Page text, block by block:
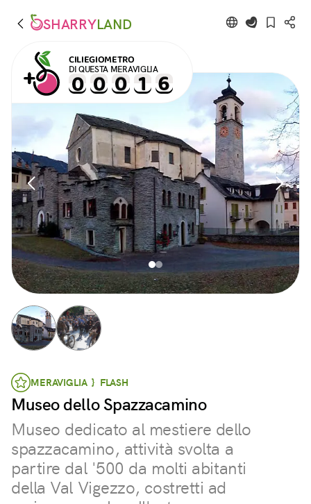
SHARRYLAND
CILIEGIOMETRO
DI QUESTA MERAVIGLIA
MERAVIGLIA } FLASH
Museo dello Spazzacamino
Museo dedicato al mestiere dello
spazzacamino, attività svolta a
partire dal '500 da molti abitanti
della Val Vigezzo, costretti ad